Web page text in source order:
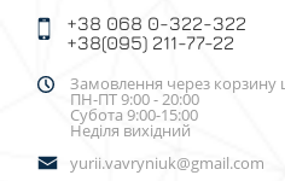
+38 068 0-322-322
+38(095) 211-77-22
Замовлення через корзину
ПН-ПТ 9:00 - 20:00
Субота 9:00-15:00
Неділя вихідний
yurii.vavryniuk@gmail.com